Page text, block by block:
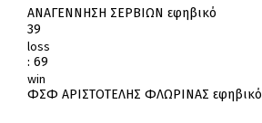
ΑΝΑΓΕΝΝΗΣΗ ΣΕΡΒΙΩΝ εφηβικό
39
loss
: 69
win
ΦΣΦ ΑΡΙΣΤΟΤΕΛΗΣ ΦΛΩΡΙΝΑΣ εφηβικό